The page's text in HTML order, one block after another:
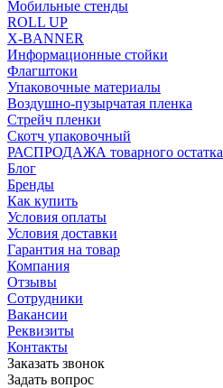
Мобильные стенды
ROLL UP
X-BANNER
Информационные стойки
Флагштоки
Упаковочные материалы
Воздушно-пузырчатая пленка
Стрейч пленки
Скотч упаковочный
РАСПРОДАЖА товарного остатка
Блог
Бренды
Как купить
Условия оплаты
Условия доставки
Гарантия на товар
Компания
Отзывы
Сотрудники
Вакансии
Реквизиты
Контакты
Заказать звонок
Задать вопрос